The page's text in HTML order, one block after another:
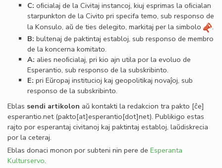
C: oﬁcialaj de la Civitaj instancoj, kiuj esprimas la oﬁcialan
starpunkton de la Civito pri specifa temo, sub responso de
la Konsulo, aŭ de ties delegito, markitaj per la simbolo
.
B: bultenaj de paktintaj establoj, sub responso de membro
de la koncerna komitato.
A: alies neoﬁcialaj, pri kio ajn utila por la evoluo de
Esperantio, sub responso de la subskribinto.
E: pri Eŭropaj institucioj kaj geopolitikaj novaĵoj, sub
responso de la subskribinto.
Eblas sendi artikolon aŭ kontakti la redakcion tra pakto [ĉe]
esperantio.net(pakto[at]esperantio[dot]net). Publikigo estas
rajto por esperantaj civitanoj kaj paktintaj establoj, laŭdiskrecia
por la ceteraj.
Eblas donaci monon por subteni nin pere de Esperanta
Kulturservo.